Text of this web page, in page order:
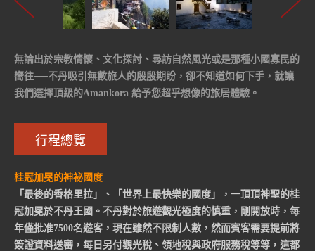
無論出於宗教情懷、文化探討、尋訪自然風光或是那種小國寡民的
嚮往──不丹吸引無數旅人的殷殷期盼，卻不知道如何下手，就讓
我們選擇頂級的Amankora 給予您超乎想像的旅居體驗。
行程總覽
桂冠加冕的神祕國度
「最後的香格里拉」、「世界上最快樂的國度」，一頂頂神聖的桂
冠加冕於不丹王國。不丹對於旅遊觀光極度的慎重，剛開放時，每
年僅批准7500名遊客，現在雖然不限制人數，然而賓客需要提前將
簽證資料送審，每日另付觀光稅、領地稅與政府服務稅等等，這都